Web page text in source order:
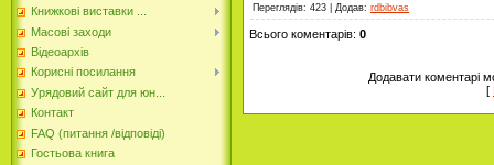
Книжкові виставки ...
Масові заходи
Відеоархів
Корисні посилання
Урядовий сайт для юн...
Контакт
FAQ (питання /відповіді)
Гостьова книга
Переглядів: 423 | Додав: rdbibvas
Всього коментарів: 0
Додавати коментарі
[